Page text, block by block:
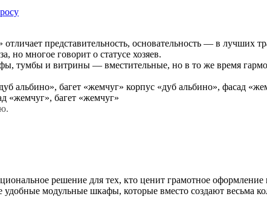
представительность, основательность — в
но многое говорит о статусе хозяев.
тумбы и витрины — вместительные, но в то же время
альбино», багет «жемчуг» корпус «дуб альбино», фасад
«жемчуг», багет «жемчуг»
решение для тех, кто ценит грамотное оформление
модульные шкафы, которые вместо создают весьма